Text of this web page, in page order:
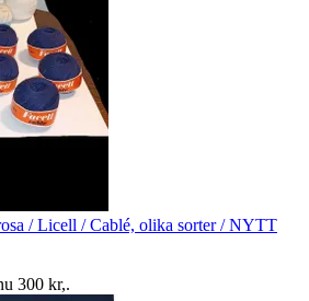
/ Licell / Cablé, olika sorter / NYTT
300 kr,.